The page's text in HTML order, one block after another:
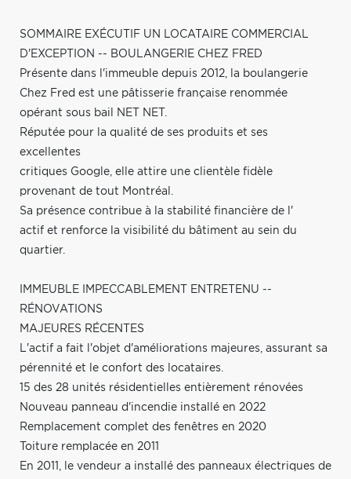
SOMMAIRE EXÉCUTIF UN LOCATAIRE COMMERCIAL
D'EXCEPTION -- BOULANGERIE CHEZ FRED
Présente dans l'immeuble depuis 2012, la boulangerie
Chez Fred est une pâtisserie française renommée
opérant sous bail NET NET.
Réputée pour la qualité de ses produits et ses
excellentes
critiques Google, elle attire une clientèle fidèle
provenant de tout Montréal.
Sa présence contribue à la stabilité financière de l'
actif et renforce la visibilité du bâtiment au sein du
quartier.
IMMEUBLE IMPECCABLEMENT ENTRETENU --
RÉNOVATIONS
MAJEURES RÉCENTES
L'actif a fait l'objet d'améliorations majeures, assurant sa
pérennité et le confort des locataires.
15 des 28 unités résidentielles entièrement rénovées
Nouveau panneau d'incendie installé en 2022
Remplacement complet des fenêtres en 2020
Toiture remplacée en 2011
En 2011, le vendeur a installé des panneaux électriques de